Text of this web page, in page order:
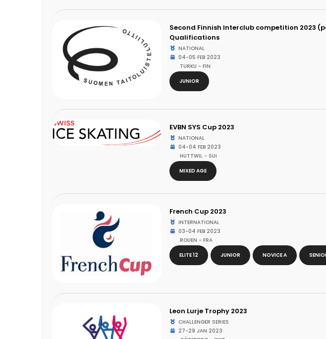
Second Finnish Interclub competition 2023
Qualifications
NATIONAL
04-05 FEB 2023
TURKU - FIN
JUNIOR
EVBN SYS Cup 2023
NATIONAL
04-04 FEB 2023
HUTTWIL - SUI
MIXED AGE
French Cup 2023
INTERNATIONAL
03-04 FEB 2023
ROUEN - FRA
ELITE 12
JUNIOR NOVICE A
Leon Lurje Trophy 2023
CHALLENGER SERIES
27-29 JAN 2023